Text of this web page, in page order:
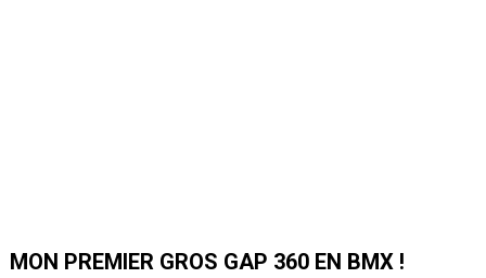
MON PREMIER GROS GAP 360 EN BMX !